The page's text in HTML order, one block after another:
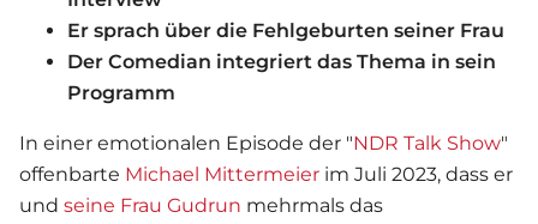
Er sprach über die Fehlgeburten seiner Frau
Der Comedian integriert das Thema in sein
Programm
In einer emotionalen Episode der "NDR Talk Show"
offenbarte Michael Mittermeier im Juli 2023, dass er
und seine Frau Gudrun mehrmals das